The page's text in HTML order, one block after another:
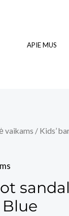
APIE MUS
vaikams / Kids’
Blue